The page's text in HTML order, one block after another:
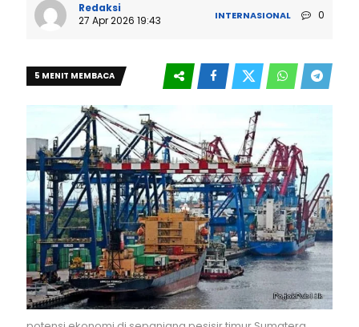
Redaksi
27 Apr 2026 19:43
INTERNASIONAL 0
5 MENIT MEMBACA